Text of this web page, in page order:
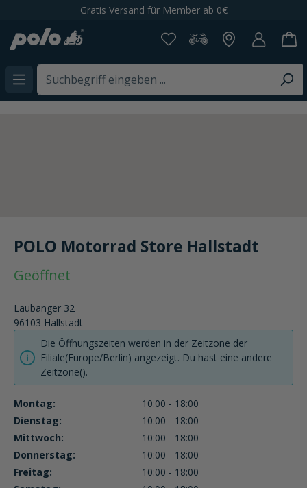
Gratis Versand für Member ab 0€
POLO Motorrad Store Hallstadt
Geöffnet
Laubanger 32
96103 Hallstadt
Die Öffnungszeiten werden in der Zeitzone der
Filiale(Europe/Berlin) angezeigt. Du hast eine andere
Zeitzone().
Montag:
10:00 - 18:00
Dienstag:
10:00 - 18:00
Mittwoch:
10:00 - 18:00
Donnerstag:
10:00 - 18:00
Freitag:
10:00 - 18:00